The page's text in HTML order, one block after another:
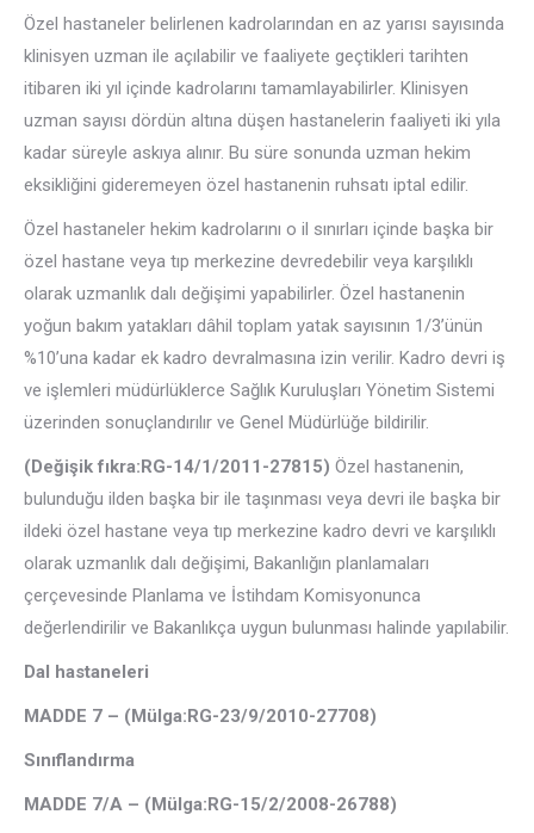
Özel hastaneler belirlenen kadrolarından en az yarısı sayısında
klinisyen uzman ile açılabilir ve faaliyete geçtikleri tarihten
itibaren iki yıl içinde kadrolarını tamamlayabilirler. Klinisyen
uzman sayısı dördün altına düşen hastanelerin faaliyeti iki yıla
kadar süreyle askıya alınır. Bu süre sonunda uzman hekim
eksikliğini gideremeyen özel hastanenin ruhsatı iptal edilir.
Özel hastaneler hekim kadrolarını o il sınırları içinde başka bir
özel hastane veya tıp merkezine devredebilir veya karşılıklı
olarak uzmanlık dalı değişimi yapabilirler. Özel hastanenin
yoğun bakım yatakları dâhil toplam yatak sayısının 1/3’ünün
%10’una kadar ek kadro devralmasına izin verilir. Kadro devri iş
ve işlemleri müdürlüklerce Sağlık Kuruluşları Yönetim Sistemi
üzerinden sonuçlandırılır ve Genel Müdürlüğe bildirilir.
(Değişik fıkra:RG-14/1/2011-27815) Özel hastanenin,
bulunduğu ilden başka bir ile taşınması veya devri ile başka bir
ildeki özel hastane veya tıp merkezine kadro devri ve karşılıklı
olarak uzmanlık dalı değişimi, Bakanlığın planlamaları
çerçevesinde Planlama ve İstihdam Komisyonunca
değerlendirilir ve Bakanlıkça uygun bulunması halinde yapılabilir.
Dal hastaneleri
MADDE 7 – (Mülga:RG-23/9/2010-27708)
Sınıflandırma
MADDE 7/A – (Mülga:RG-15/2/2008-26788)